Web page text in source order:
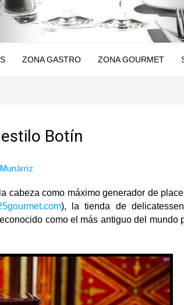
ZONA GASTRO ZONA GOURMET
Botín
cabeza como máximo generador de
), la tienda de
como el más antiguo del mundo